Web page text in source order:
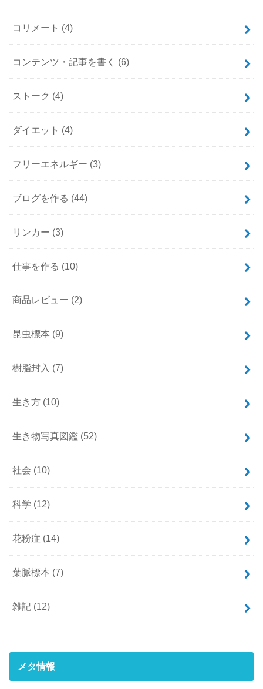
コリメート (4)
コンテンツ・記事を書く (6)
ストーク (4)
ダイエット (4)
フリーエネルギー (3)
ブログを作る (44)
リンカー (3)
仕事を作る (10)
商品レビュー (2)
昆虫標本 (9)
樹脂封入 (7)
生き方 (10)
生き物写真図鑑 (52)
社会 (10)
科学 (12)
花粉症 (14)
葉脈標本 (7)
雑記 (12)
メタ情報